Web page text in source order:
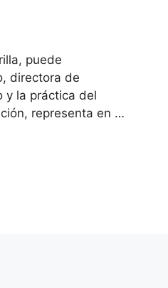
puede
directora de
y la práctica del
representa en …